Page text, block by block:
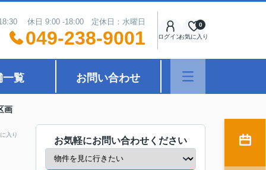
休日 9:00 -18:00 定休日：水曜日
049-238-9001 ログインお気に入り
0
一覧 お問い合わせ
画
入り
お気軽にお問い合わせください